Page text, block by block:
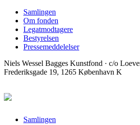
Samlingen
Om fonden
Legatmodtagere
Bestyrelsen
Pressemeddelelser
Niels Wessel Bagges Kunstfond · c/o
Frederiksgade 19, 1265 København K
Samlingen